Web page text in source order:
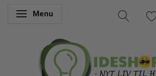
Skifte navigation
Menu